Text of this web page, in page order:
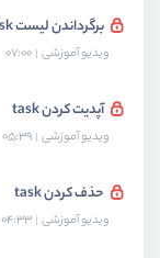
برگرداندن لیست task
ویدیو آموزشی 07:00
آپدیت کردن task
ویدیو آموزشی 05:39
حذف کردن task
ویدیو آموزشی 04:33